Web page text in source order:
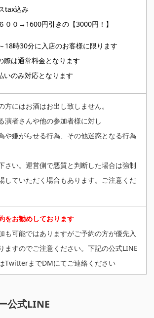
tax込み
００→1600円引きの【3000円！】
18時30分に入店のお客様に限ります
際は通常料金となります
いのみ対応となります
方にはお酒はお出し致しません。
演者さんや他の参加者様に対し
や嫌がらせる行為、その他迷惑となる行為
さい。運営側で悪質と判断した場合は強制
していただく場合もあります。ご注意くだ
をお勧めしております
も可能ではありますがご予約の方が優先入
ますのでご注意ください。下記の公式LINE
TwitterまでDMにてご連絡ください
公式LINE